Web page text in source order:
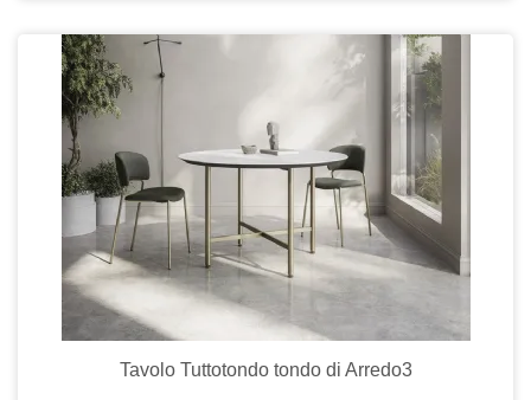
Tavolo Tuttotondo tondo di Arredo3